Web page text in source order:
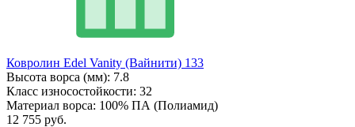
Ковролин Edel Vanity (Вайнити) 133
Высота ворса (мм): 7.8
Класс износостойкости: 32
Материал ворса: 100% ПА (Полиамид)
12 755 руб.